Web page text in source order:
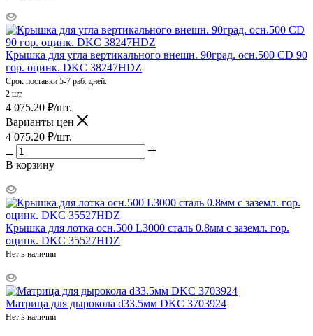
Крышка для угла вертикального внешн. 90град. осн.500 CD 90
гор. оцинк. DKC 38247HDZ
Срок поставки 5-7 раб. дней:
2 шт.
4 075.20 ₽/шт.
Варианты цен
4 075.20 ₽/шт.
В корзину
Крышка для лотка осн.500 L3000 сталь 0.8мм с заземл. гор.
оцинк. DKC 35527HDZ
Нет в наличии
Матрица для дырокола d33.5мм DKC 3703924
Нет в наличии